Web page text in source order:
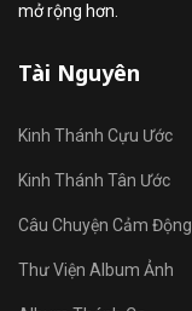
mở rộng hơn.
Tài Nguyên
Kinh Thánh Cựu Ước
Kinh Thánh Tân Ước
Câu Chuyện Cảm Động
Thư Viện Album Ảnh